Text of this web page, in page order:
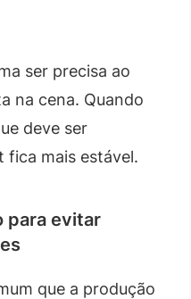
ser precisa ao
na cena. Quando
deve ser
fica mais estável.
para evitar
que a produção